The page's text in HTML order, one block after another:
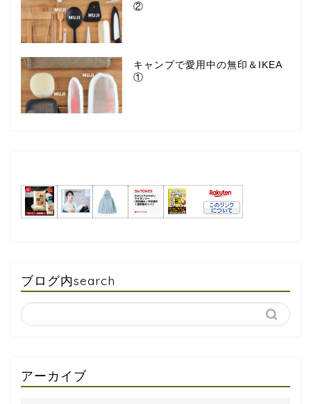
②
キャンプで愛用中の無印＆IKEA
①
ブログ内search
アーカイブ